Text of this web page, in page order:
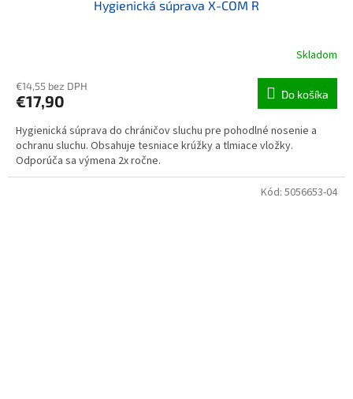
Hygienická súprava X-COM R
Skladom
€14,55 bez DPH
€17,90 Do košíka
Hygienická súprava do chráničov sluchu pre pohodlné nosenie a
ochranu sluchu. Obsahuje tesniace krúžky a tlmiace vložky.
Odporúča sa výmena 2x ročne.
Kód: 5056653-04